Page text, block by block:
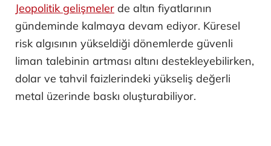
Jeopolitik gelişmeler de altın fiyatlarının
gündeminde kalmaya devam ediyor. Küresel
risk algısının yükseldiği dönemlerde güvenli
liman talebinin artması altını destekleyebilirken,
dolar ve tahvil faizlerindeki yükseliş değerli
metal üzerinde baskı oluşturabiliyor.